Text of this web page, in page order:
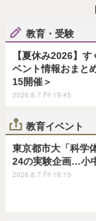
教育・受験
【夏休み2026】す
ベント情報おまと
15開催＞
2026.8.7 Fri 19:45
教育イベント
東京都市大「科学
24の実験企画…小
2026.8.7 Fri 18:15